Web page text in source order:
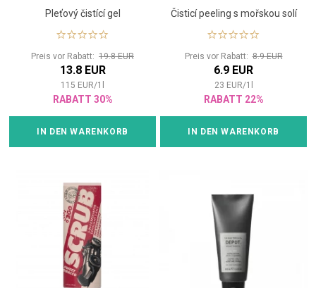
Pleťový čistící gel
Preis vor Rabatt: 19.8 EUR
13.8 EUR
115 EUR/1
RABATT 30%
IN DEN WARENKORB
Čisticí peeling s mořskou solí
Preis vor Rabatt:8.9 EUR
6.9 EUR
23 EUR/1
RABATT 22%
IN DEN WARENKORB